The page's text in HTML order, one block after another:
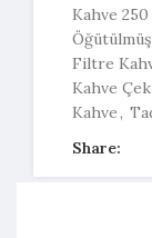
Kahve 250
Filtre
Kahve
Kahve ,
Share: